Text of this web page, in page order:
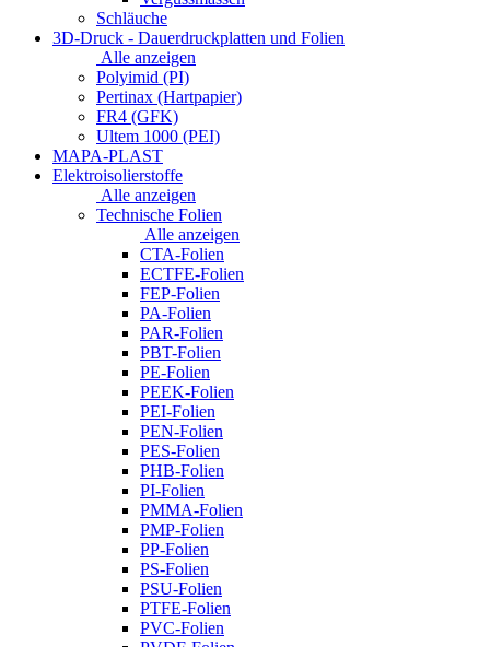
Schläuche
3D-Druck - Dauerdruckplatten und Folien
Alle anzeigen
Polyimid (PI)
Pertinax (Hartpapier)
FR4 (GFK)
Ultem 1000 (PEI)
MAPA-PLAST
Elektroisolierstoffe
Alle anzeigen
Technische Folien
Alle anzeigen
CTA-Folien
ECTFE-Folien
FEP-Folien
PA-Folien
PAR-Folien
PBT-Folien
PE-Folien
PEEK-Folien
PEI-Folien
PEN-Folien
PES-Folien
PHB-Folien
PI-Folien
PMMA-Folien
PMP-Folien
PP-Folien
PS-Folien
PSU-Folien
PTFE-Folien
PVC-Folien